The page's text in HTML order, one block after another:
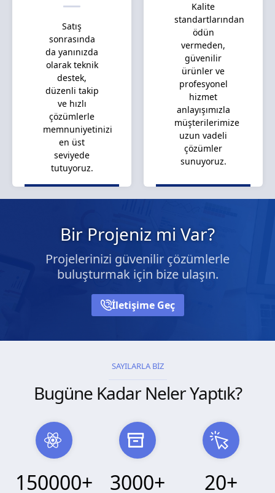
Satış
sonrasında
da yanınızda
olarak teknik
destek,
düzenli takip
ve hızlı
çözümlerle
memnuniyetinizi
en üst
seviyede
tutuyoruz.
Kalite
standartlarından
ödün
vermeden,
güvenilir
ürünler ve
profesyonel
hizmet
anlayışımızla
müşterilerimize
uzun vadeli
çözümler
sunuyoruz.
Bir Projeniz mi Var?
Projelerinizi güvenilir çözümlerle
buluşturmak için bize ulaşın.
İletişime Geç
SAYILARLA BİZ
Bugüne Kadar Neler Yaptık?
150000+ 3000+ 20+